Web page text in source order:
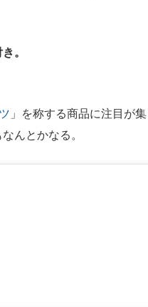
。
」を称する商品に注目が
んとかなる。